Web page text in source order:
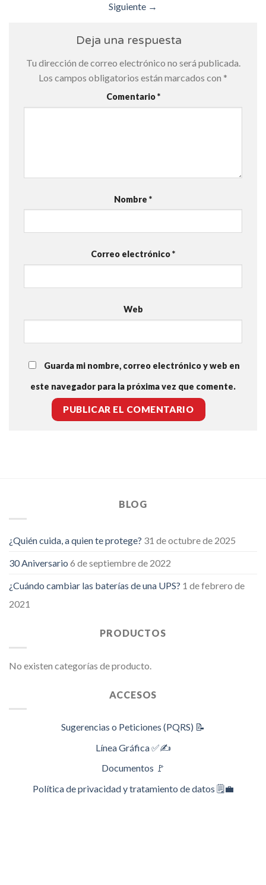
Siguiente →
Deja una respuesta
Tu dirección de correo electrónico no será publicada.
Los campos obligatorios están marcados con *
Comentario*
Nombre *
Correo electrónico*
Web
Guarda mi nombre, correo electrónico y web en
este navegador para la próxima vez que comente.
BLOG
¿Quién cuida, a quien te protege? 31 de octubre de 2025
30 Aniversario 6 de septiembre de 2022
¿Cuándo cambiar las baterías de una UPS? 1 de febrero de
2021
PRODUCTOS
No existen categorías de producto.
ACCESOS
Sugerencias o Peticiones (PQRS) 📝
Línea Gráfica ✅✍️
Documentos 🚩
Política de privacidad y tratamiento de datos 🗒️💼